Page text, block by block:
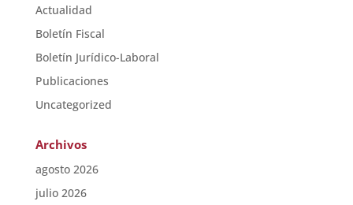
Actualidad
Boletín Fiscal
Boletín Jurídico-Laboral
Publicaciones
Uncategorized
Archivos
agosto 2026
julio 2026